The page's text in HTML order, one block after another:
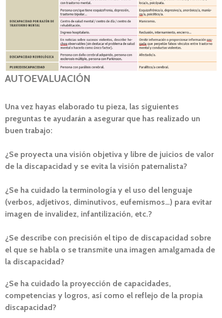
AUTOEVALUACIÓN
Una vez hayas elaborado tu pieza, las siguientes
preguntas te ayudarán a asegurar que has realizado un
buen trabajo:
¿Se proyecta una visión objetiva y libre de juicios de valor
de la discapacidad y se evita la visión paternalista?
¿Se ha cuidado la terminología y el uso del lenguaje
(verbos, adjetivos, diminutivos, eufemismos…) para evitar
imagen de invalidez, infantilización, etc.?
¿Se describe con precisión el tipo de discapacidad sobre
el que se habla o se transmite una imagen amalgamada de
la discapacidad?
¿Se ha cuidado la proyección de capacidades,
competencias y logros, así como el reflejo de la propia
discapacidad?